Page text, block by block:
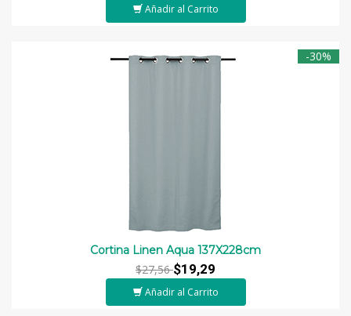
Añadir al Carrito
-30%
Cortina Linen Aqua 137X228cm
$27,56$19,29
Añadir al Carrito